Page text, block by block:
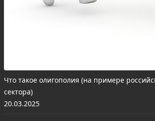
Что такое олигополия (на примере
сектора)
20.03.2025